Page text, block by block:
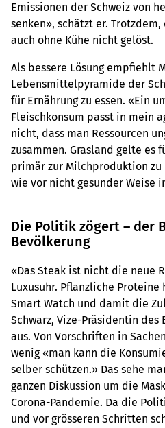
Emissionen der Schweiz von
senken», schätzt er.
auch ohne Kühe nicht gelöst.
Als bessere Lösung empfiehlt
Lebensmittelpyramide der
für Ernährung zu essen. «Ein
Fleischkonsum passt in mein
nicht, dass man Ressourcen
zusammen. Grasland gelte es
primär zur Milchproduktion zu
wie vor nicht gesunder Weise
Die Politik zögert – der
Bevölkerung
«Das Steak ist nicht die neue
Luxusuhr. Pflanzliche
Smart Watch und damit die
Schwarz, Vize-Präsidentin
aus. Von Vorschriften in
wenig «man kann die
selber schützen.» Das sehe
ganzen Diskussion um die
Corona-Pandemie. Da die
und vor grösseren Schritten